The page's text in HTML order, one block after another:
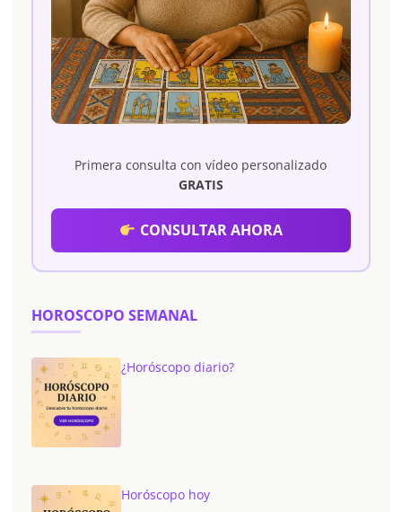
Primera consulta con vídeo personalizado
GRATIS
CONSULTAR AHORA
HOROSCOPO SEMANAL
¿Horóscopo diario?
Horóscopo hoy